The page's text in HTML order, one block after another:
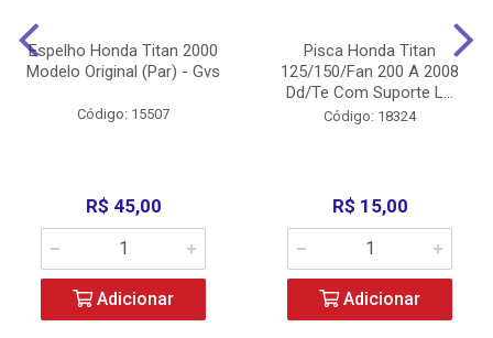
Espelho Honda Titan 2000
Modelo Original (Par) - Gvs
Código: 15507
R$ 45,00
Adicionar
Pisca Honda Titan
125/150/Fan 200 A 2008
Dd/Te Com Suporte L...
Código: 18324
R$ 15,00
Adicionar